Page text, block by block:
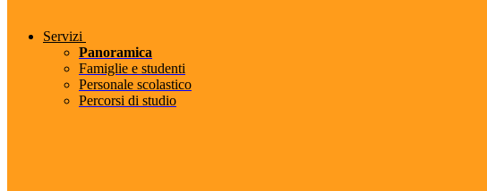
Servizi
Panoramica
Famiglie e studenti
Personale scolastico
Percorsi di studio